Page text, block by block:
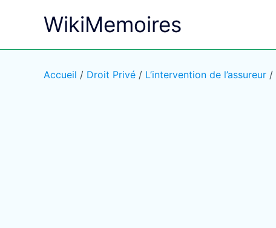
WikiMemoires
Accueil / Droit Privé / L’intervention de l’assureur /